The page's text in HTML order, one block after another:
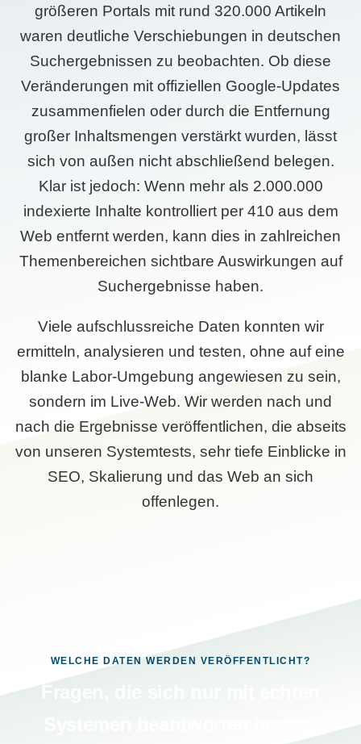
größeren Portals mit rund 320.000 Artikeln
waren deutliche Verschiebungen in deutschen
Suchergebnissen zu beobachten. Ob diese
Veränderungen mit offiziellen Google-Updates
zusammenfielen oder durch die Entfernung
großer Inhaltsmengen verstärkt wurden, lässt
sich von außen nicht abschließend belegen.
Klar ist jedoch: Wenn mehr als 2.000.000
indexierte Inhalte kontrolliert per 410 aus dem
Web entfernt werden, kann dies in zahlreichen
Themenbereichen sichtbare Auswirkungen auf
Suchergebnisse haben.
Viele aufschlussreiche Daten konnten wir
ermitteln, analysieren und testen, ohne auf eine
blanke Labor-Umgebung angewiesen zu sein,
sondern im Live-Web. Wir werden nach und
nach die Ergebnisse veröffentlichen, die abseits
von unseren Systemtests, sehr tiefe Einblicke in
SEO, Skalierung und das Web an sich
offenlegen.
WELCHE DATEN WERDEN VERÖFFENTLICHT?